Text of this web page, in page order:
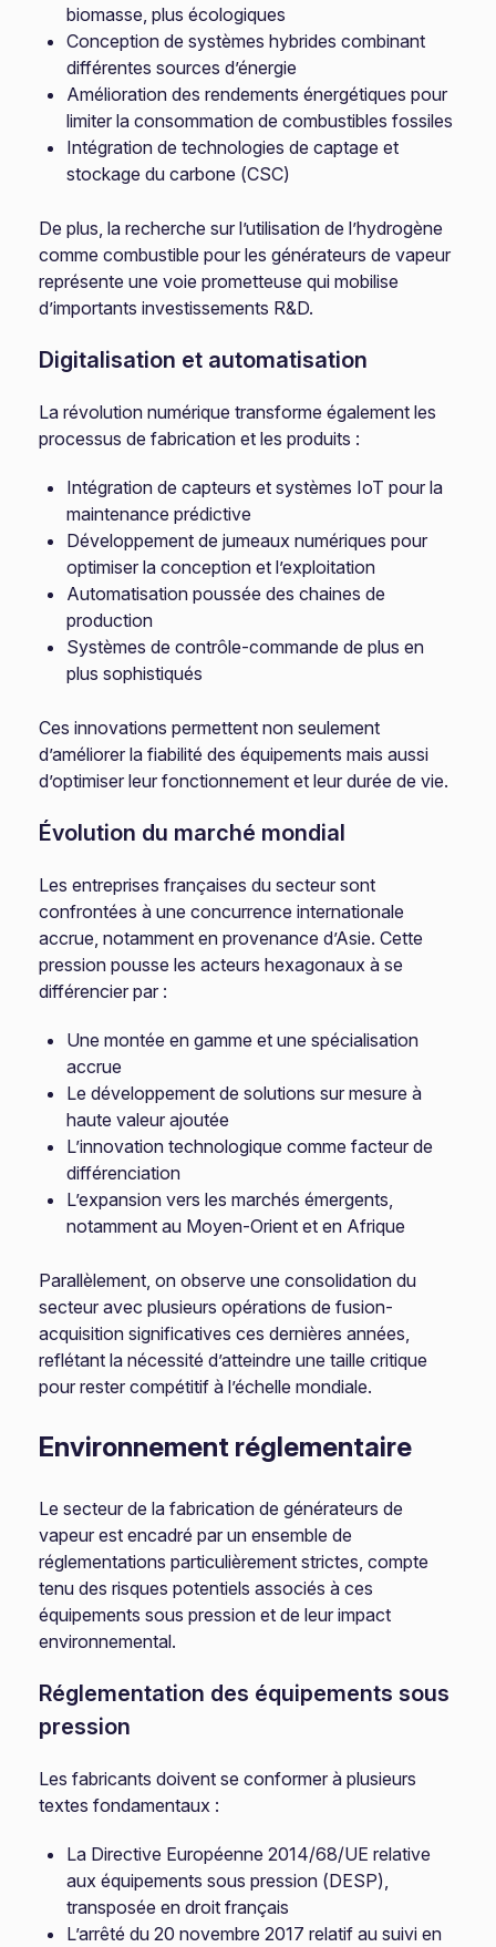
biomasse, plus écologiques
Conception de systèmes hybrides combinant
différentes sources d’énergie
Amélioration des rendements énergétiques pour
limiter la consommation de combustibles fossiles
Intégration de technologies de captage et
stockage du carbone (CSC)
De plus, la recherche sur l’utilisation de l’hydrogène
comme combustible pour les générateurs de vapeur
représente une voie prometteuse qui mobilise
d’importants investissements R&D.
Digitalisation et automatisation
La révolution numérique transforme également les
processus de fabrication et les produits :
Intégration de capteurs et systèmes IoT pour la
maintenance prédictive
Développement de jumeaux numériques pour
optimiser la conception et l’exploitation
Automatisation poussée des chaines de
production
Systèmes de contrôle-commande de plus en
plus sophistiqués
Ces innovations permettent non seulement
d’améliorer la fiabilité des équipements mais aussi
d’optimiser leur fonctionnement et leur durée de vie.
Évolution du marché mondial
Les entreprises françaises du secteur sont
confrontées à une concurrence internationale
accrue, notamment en provenance d’Asie. Cette
pression pousse les acteurs hexagonaux à se
différencier par :
Une montée en gamme et une spécialisation
accrue
Le développement de solutions sur mesure à
haute valeur ajoutée
L’innovation technologique comme facteur de
différenciation
L’expansion vers les marchés émergents,
notamment au Moyen-Orient et en Afrique
Parallèlement, on observe une consolidation du
secteur avec plusieurs opérations de fusion-
acquisition significatives ces dernières années,
reflétant la nécessité d’atteindre une taille critique
pour rester compétitif à l’échelle mondiale.
Environnement réglementaire
Le secteur de la fabrication de générateurs de
vapeur est encadré par un ensemble de
réglementations particulièrement strictes, compte
tenu des risques potentiels associés à ces
équipements sous pression et de leur impact
environnemental.
Réglementation des équipements sous
pression
Les fabricants doivent se conformer à plusieurs
textes fondamentaux :
La Directive Européenne 2014/68/UE relative
aux équipements sous pression (DESP),
transposée en droit français
L’arrêté du 20 novembre 2017 relatif au suivi en